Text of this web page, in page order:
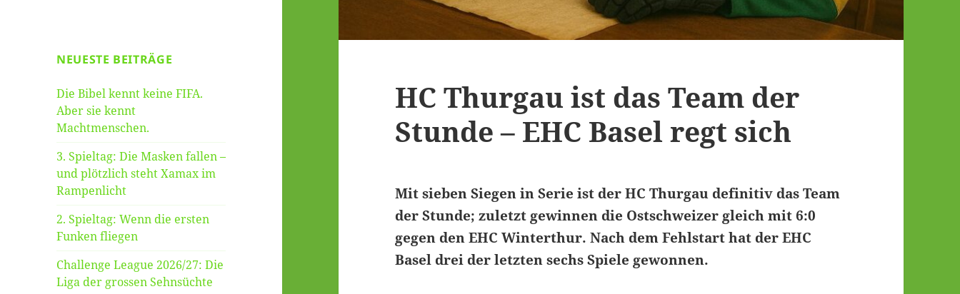
NEUESTE BEITRÄGE
Die Bibel kennt keine FIFA.
Aber sie kennt
Machtmenschen.
3. Spieltag: Die Masken fallen –
und plötzlich steht Xamax im
Rampenlicht
2. Spieltag: Wenn die ersten
Funken fliegen
Challenge League 2026/27: Die
Liga der grossen Sehnsüchte
HC Thurgau ist das Team der
Stunde – EHC Basel regt sich
Mit sieben Siegen in Serie ist der HC Thurgau definitiv das Team
der Stunde; zuletzt gewinnen die Ostschweizer gleich mit 6:0
gegen den EHC Winterthur. Nach dem Fehlstart hat der EHC
Basel drei der letzten sechs Spiele gewonnen.